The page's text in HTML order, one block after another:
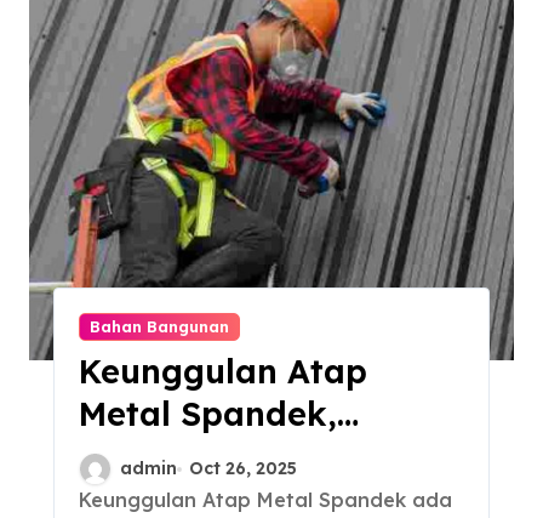
Bahan Bangunan
Keunggulan Atap
Metal Spandek,
Ringan dan Aman
admin Oct 26, 2025
Keunggulan Atap Metal Spandek ada